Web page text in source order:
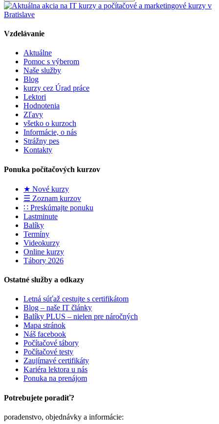
Vzdelávanie
Aktuálne
Pomoc s výberom
Naše služby
Blog
kurzy cez Úrad práce
Lektori
Hodnotenia
Zľavy
všetko o kurzoch
Informácie, o nás
Strážny pes
Kontakty
Ponuka počítačových kurzov
★ Nové kurzy
☰ Zoznam kurzov
∷ Preskúmajte ponuku
Lastminute
Balíky
Termíny
Videokurzy
Online kurzy
Tábory 2026
Ostatné služby a odkazy
Letná súťaž cestujte s certifikátom
Blog – naše IT články
Balíky PLUS – nielen pre náročných
Mapa stránok
Náš facebook
Počítačové tábory
Počítačové testy
Zaujímavé certifikáty
Kariéra lektora u nás
Ponuka na prenájom
Potrebujete poradiť?
poradenstvo, objednávky a informácie: